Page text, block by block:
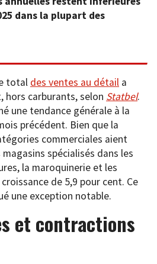
dans la plupart des
total des ventes au détail a
hors carburants, selon Statbel.
une tendance générale à la
précédent. Bien que la
commerciales aient
spécialisés dans les
la maroquinerie et les
de 5,9 pour cent. Ce
une exception notable.
et contractions